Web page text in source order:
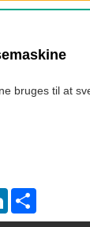
bruges til at
LinkedIn